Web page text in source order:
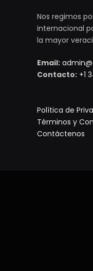
Nos regimos
internacional
la mayor
Email:
Contacto: +1
Política de
Términos y
Contáctenos